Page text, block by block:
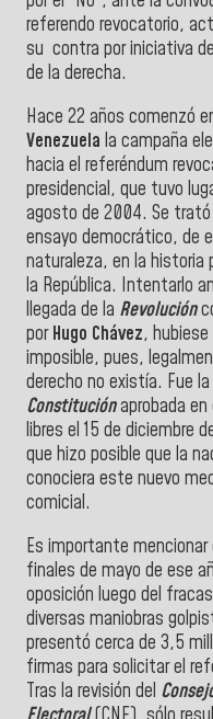
referendo revocatorio,
su contra por iniciativa
de la derecha.
Hace 22 años comenzó
Venezuela la campaña
hacia el referéndum
presidencial, que tuvo
agosto de 2004. Se trató
ensayo democrático, de
naturaleza, en la historia
la República. Intentarlo
llegada de la Revolución
porHugo Chávez,
imposible, pues,
derecho no existía. Fue la
Constituciónaprobada en
libres el 15 de diciembre
que hizo posible que la
conociera este nuevo
comicial.
Es importante mencionar
finales de mayo de ese
oposición luego del
diversas maniobras
presentó cerca de 3,5
firmas para solicitar el
Tras la revisión del